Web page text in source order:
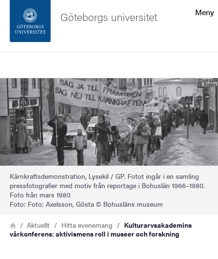
Sidfoten
Om webbplatsen
Meny
Göteborgs universitet
Bild
Kärnkraftsdemonstration, Lysekil / GP. Fotot ingår i en samling
pressfotografier med motiv från reportage i Bohuslän 1966–1980.
Foto från mars 1980
Foto: Foto: Axelsson, Gösta © Bohusläns museum
Länkstig
HemAktuellt Hitta evenemang
Kulturarvsakademins
vårkonferens: aktivismens roll i museer och forskning